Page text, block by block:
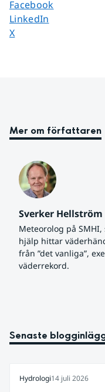
Dela sidan på
Facebook
Dela sidan på
LinkedIn
Dela sidan på
X
Mer om författaren
Sverker Hellström
Meteorolog på
hjälp hittar
från ”det vanliga”,
väderrekord.
Senaste
Hydrologi14 juli 2026